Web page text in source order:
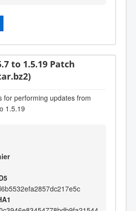
to 1.5.19 Patch
for performing updates from
1.5.19